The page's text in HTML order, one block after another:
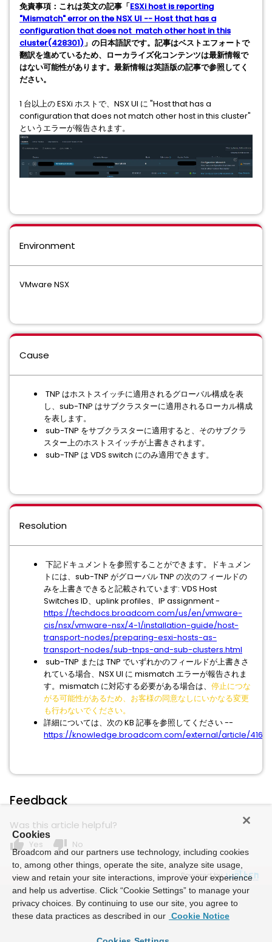
免責事項：これは英文の記事「ESXi host is reporting
"Mismatch" error on the NSX UI -- Host that has a
configuration that does not match other host in this
cluster(428301)」の日本語訳です。記事はベストエフォートで
翻訳を進めているため、ローカライズ化コンテンツは最新情報で
はない可能性があります。最新情報は英語版の記事で参照してく
ださい。
1 台以上の ESXi ホストで、NSX UI に "Host that has a
configuration that does not match other host in this cluster"
というエラーが報告されます。
Environment
VMware NSX
Cause
TNP はホストスイッチに適用されるグローバル構成を表
し、sub-TNP はサブクラスターに適用されるローカル構成
を表します。
sub-TNP をサブクラスターに適用すると、そのサブクラ
スター上のホストスイッチが上書きされます。
sub-TNP は VDS switch にのみ適用できます。
Resolution
下記 ドキュメントを参照することができます。ドキュメン
トには、sub-TNP がグローバル TNP の次のフィールドの
みを上書きできると記載されています: VDS Host
Switches ID、uplink profiles、IP assignment -
https://techdocs.broadcom.com/us/en/vmware-
cis/nsx/vmware-nsx/4-1/installation-guide/host-
transport-nodes/preparing-esxi-hosts-as-
transport-nodes/sub-tnps-and-sub-clusters.html
sub-TNP または TNP でいずれかのフィールドが上書きさ
れている場合、NSX UI に mismatch エラーが報告されま
す。 mismatch に対応する必要がある場合は、 停止につな
がる可能性があるため、お客様の同意なしにいかなる変更
も行わないでください。
詳細については、次の KB 記事を参照してください --
https://knowledge.broadcom.com/external/article/
Feedback
Was this article helpful?
thumb_up Yes thumb_down No
Powered by
Cookies
Broadcom and our partners use technology, including cookies
to, among other things, operate the site, analyze site usage,
view and retain your site interactions, improve your experience
and help us advertise. Click “Cookie Settings” to manage your
privacy choices. By continuing to use our site, you agree to
these data practices as described in our Cookie Notice